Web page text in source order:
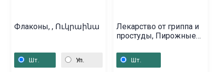
Флаконы, , Ուկրաինա
Шт. Уп.
Лекарство от гриппа и
простуды, Пирожные
Шт.